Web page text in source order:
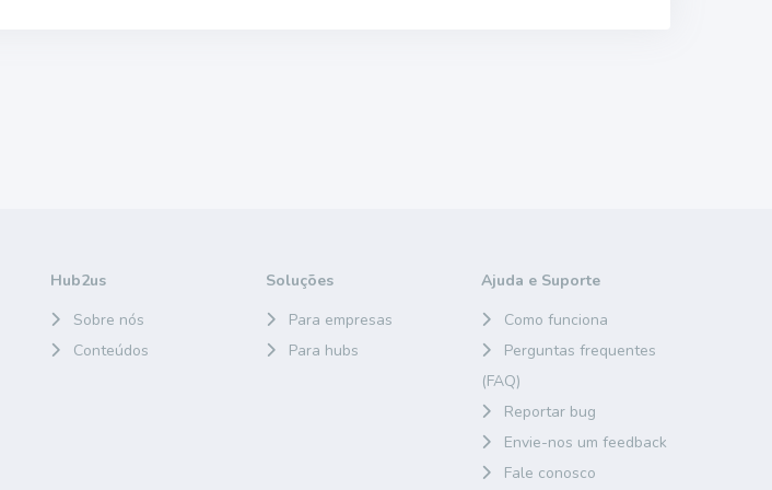
Hub2us
Sobre nós
Conteúdos
Soluções
Para empresas
Para hubs
Ajuda e Suporte
Como funciona
Perguntas frequentes
(FAQ)
Reportar bug
Envie-nos um feedback
Fale conosco